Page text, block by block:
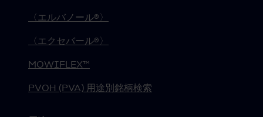
〈エルバノール®〉
〈エクセバール®〉
MOWIFLEX™
PVOH (PVA) 用途別銘柄検索